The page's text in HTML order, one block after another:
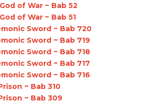
of War ~ Bab 52
of War ~ Bab 51
Sword ~ Bab 720
Sword ~ Bab 719
Sword ~ Bab 718
Sword ~ Bab 717
Sword ~ Bab 716
~ Bab 310
~ Bab 309